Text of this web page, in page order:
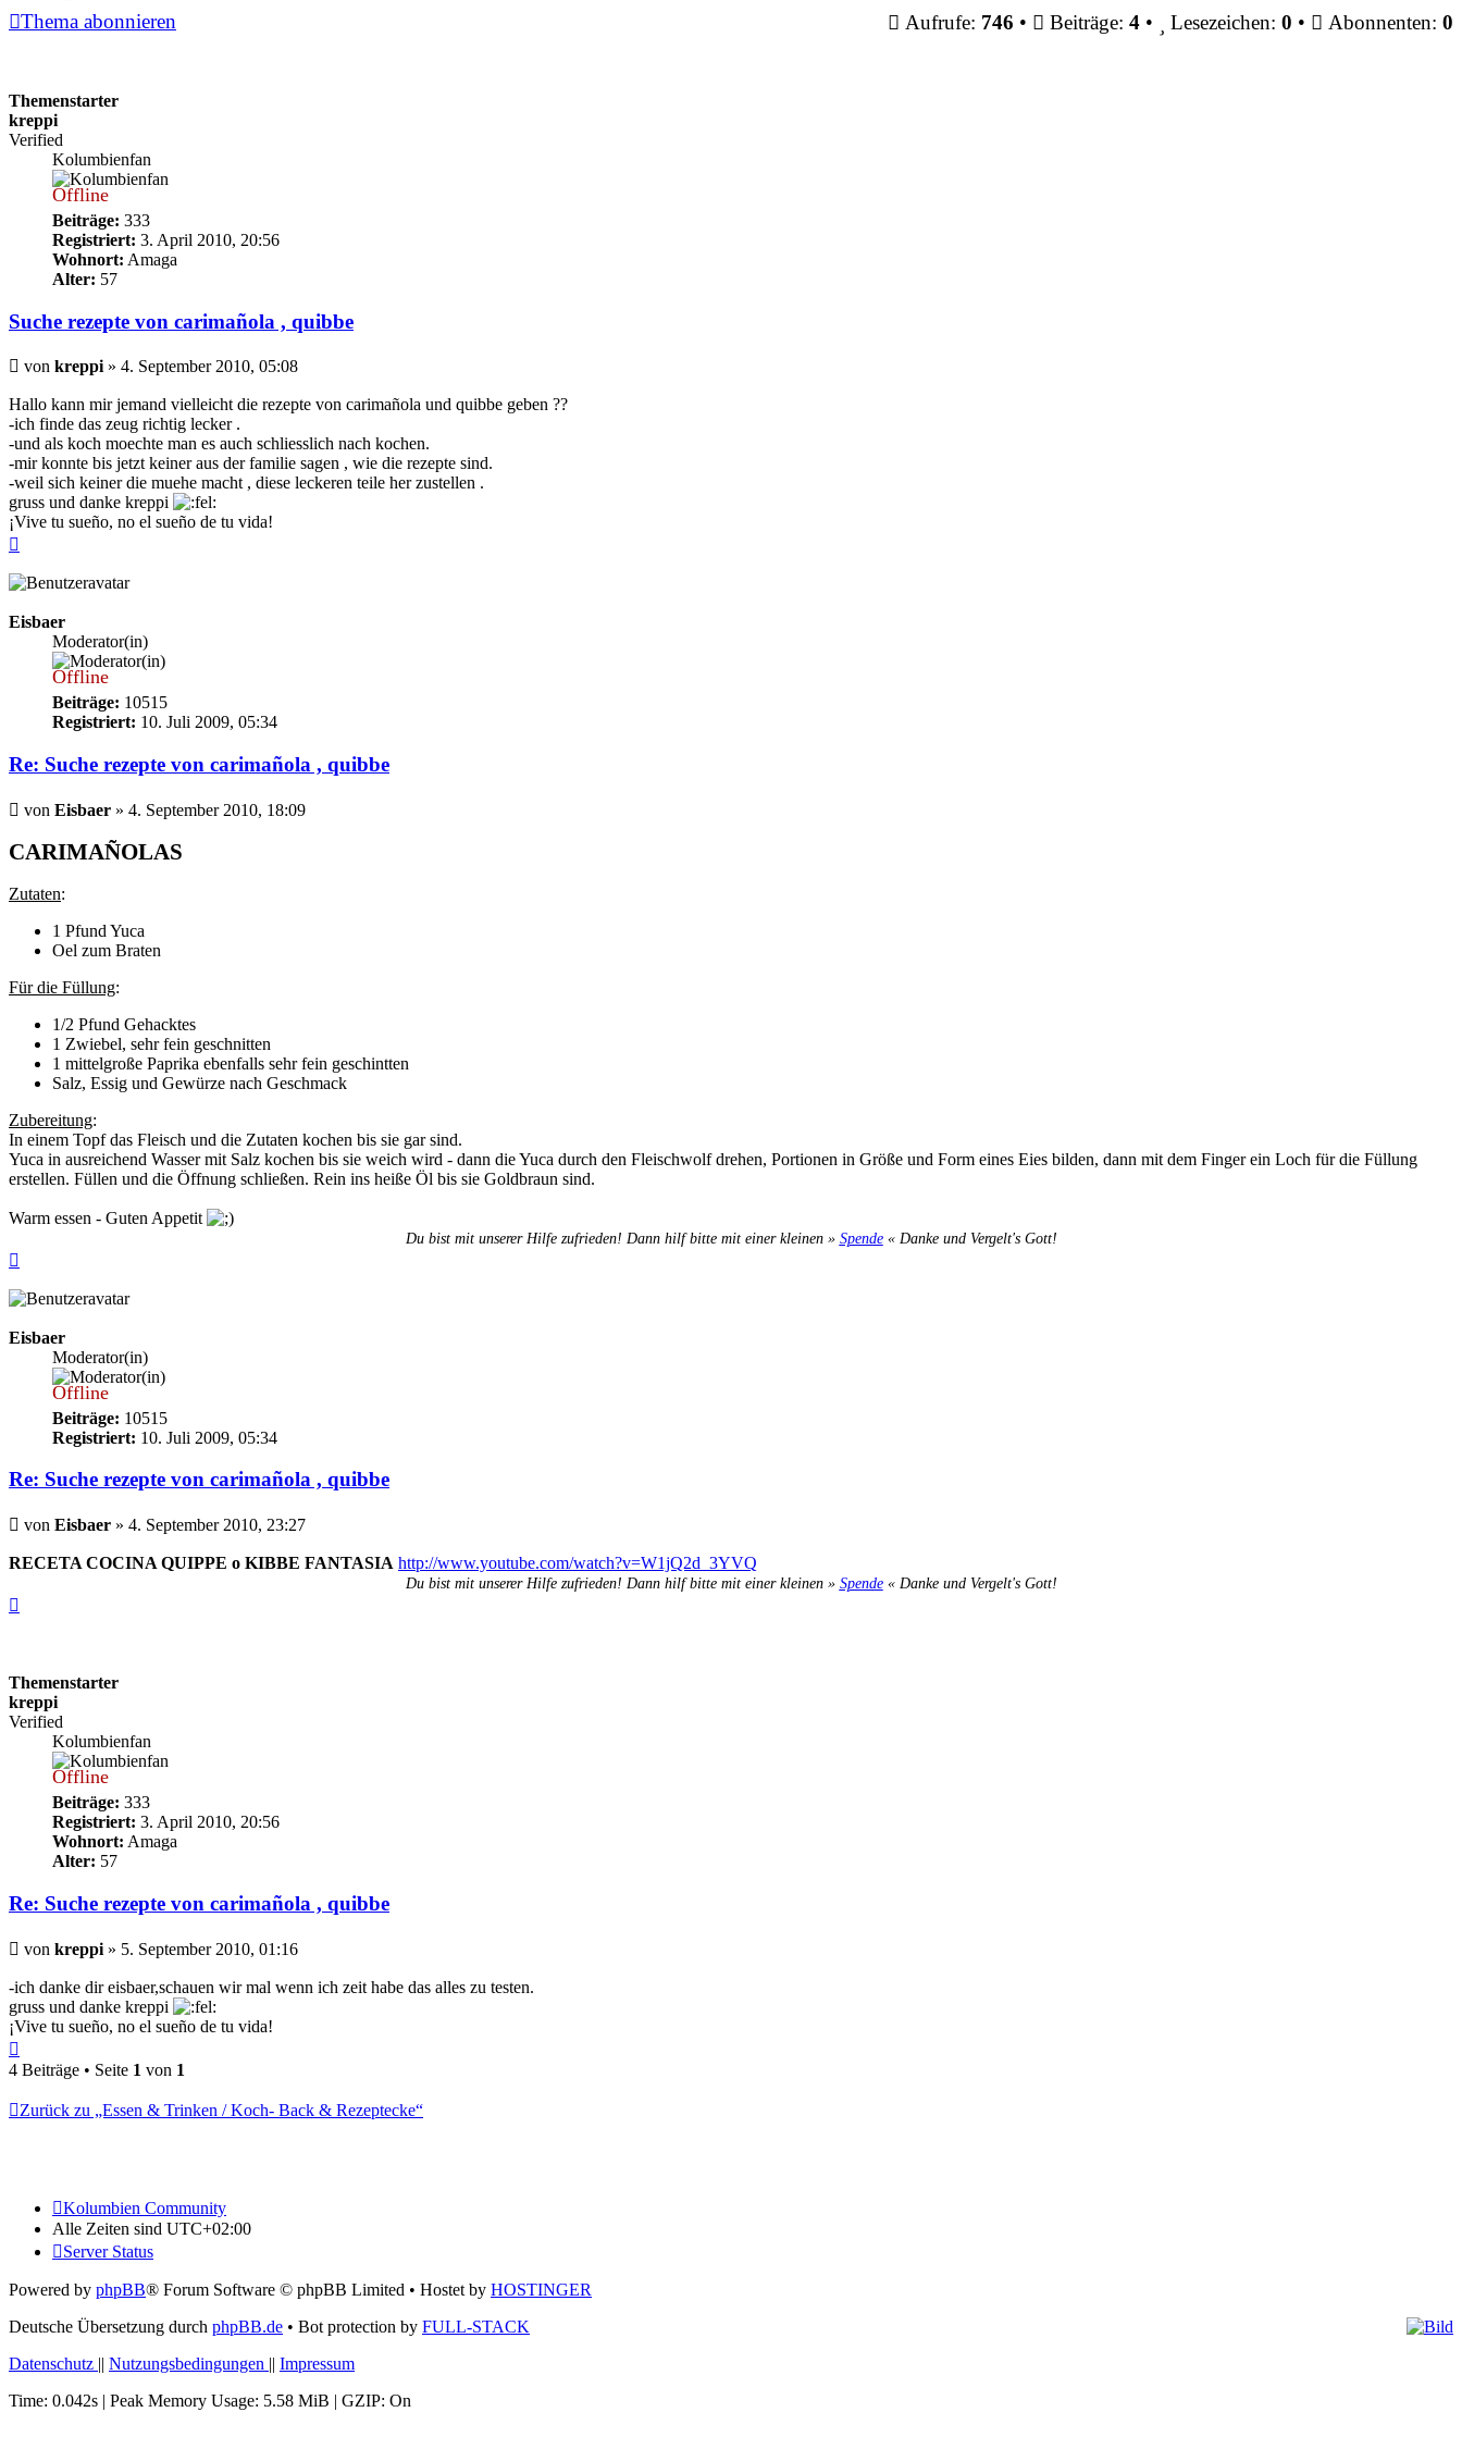
Thema abonnieren Aufrufe: 746 • Beiträge: 4 • Lesezeichen: 0 • Abonnenten: 0
Themenstarter
kreppi
Verified
Kolumbienfan
Offline
Beiträge: 333
Registriert: 3. April 2010, 20:56
Wohnort: Amaga
Alter: 57
Suche rezepte von carimañola , quibbe
Beitrag
von kreppi » 4. September 2010, 05:08
Hallo kann mir jemand vielleicht die rezepte von carimañola und quibbe geben ??
-ich finde das zeug richtig lecker .
-und als koch moechte man es auch schliesslich nach kochen.
-mir konnte bis jetzt keiner aus der familie sagen , wie die rezepte sind.
-weil sich keiner die muehe macht , diese leckeren teile her zustellen .
gruss und danke kreppi
¡Vive tu sueño, no el sueño de tu vida!
Eisbaer
Moderator(in)
Offline
Beiträge: 10515
Registriert: 10. Juli 2009, 05:34
Re: Suche rezepte von carimañola , quibbe
Beitrag
von Eisbaer » 4. September 2010, 18:09
CARIMAÑOLAS
Zutaten:
1 Pfund Yuca
Oel zum Braten
Für die Füllung:
1/2 Pfund Gehacktes
1 Zwiebel, sehr fein geschnitten
1 mittelgroße Paprika ebenfalls sehr fein geschintten
Salz, Essig und Gewürze nach Geschmack
Zubereitung:
In einem Topf das Fleisch und die Zutaten kochen bis sie gar sind.
Yuca in ausreichend Wasser mit Salz kochen bis sie weich wird - dann die Yuca durch den Fleischwolf drehen, Portionen in Größe und Form eines Eies bilden, dann mit dem Finger ein Loch für die Füllung
erstellen. Füllen und die Öffnung schließen. Rein ins heiße Öl bis sie Goldbraun sind.
Warm essen - Guten Appetit
Du bist mit unserer Hilfe zufrieden! Dann hilf bitte mit einer kleinen » Spende« Danke und Vergelt's Gott!
Eisbaer
Moderator(in)
Offline
Beiträge: 10515
Registriert: 10. Juli 2009, 05:34
Re: Suche rezepte von carimañola , quibbe
Beitrag
von Eisbaer » 4. September 2010, 23:27
RECETA COCINA QUIPPE o KIBBE FANTASIA http://www.youtube.com/watch?v=W1jQ2d_3YVQ
Du bist mit unserer Hilfe zufrieden! Dann hilf bitte mit einer kleinen » Spende« Danke und Vergelt's Gott!
Themenstarter
kreppi
Verified
Kolumbienfan
Offline
Beiträge: 333
Registriert: 3. April 2010, 20:56
Wohnort: Amaga
Alter: 57
Re: Suche rezepte von carimañola , quibbe
Beitrag
von kreppi » 5. September 2010, 01:16
-ich danke dir eisbaer,schauen wir mal wenn ich zeit habe das alles zu testen.
gruss und danke kreppi
¡Vive tu sueño, no el sueño de tu vida!
oben
4 Beiträge • Seite 1 von 1
Zurück zu „Essen & Trinken / Koch- Back & Rezeptecke“
Kolumbien Community
Alle Zeiten sind UTC+02:00
Server Status
Powered by phpBB® Forum Software © phpBB Limited • Hostet by HOSTINGER
Deutsche Übersetzung durch phpBB.de • Bot protection by FULL-STACK
Datenschutz || Nutzungsbedingungen || Impressum
Time: 0.042s | Peak Memory Usage: 5.58 MiB | GZIP: On